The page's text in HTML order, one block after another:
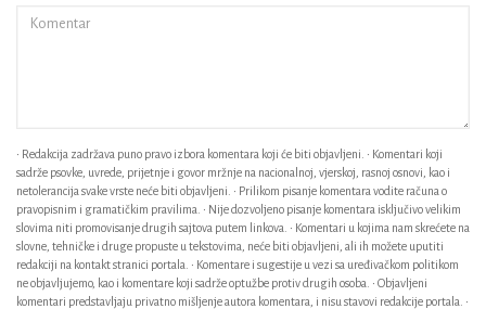
• Redakcija zadržava puno pravo izbora komentara koji će biti objavljeni. • Komentari koji
sadrže psovke, uvrede, prijetnje i govor mržnje na nacionalnoj, vjerskoj, rasnoj osnovi, kao i
netolerancija svake vrste neće biti objavljeni. • Prilikom pisanje komentara vodite računa o
pravopisnim i gramatičkim pravilima. • Nije dozvoljeno pisanje komentara isključivo velikim
slovima niti promovisanje drugih sajtova putem linkova. • Komentari u kojima nam skrećete na
slovne, tehničke i druge propuste u tekstovima, neće biti objavljeni, ali ih možete uputiti
redakciji na kontakt stranici portala. • Komentare i sugestije u vezi sa uređivačkom politikom
ne objavljujemo, kao i komentare koji sadrže optužbe protiv drugih osoba. • Objavljeni
komentari predstavljaju privatno mišljenje autora komentara, i nisu stavovi redakcije portala. •